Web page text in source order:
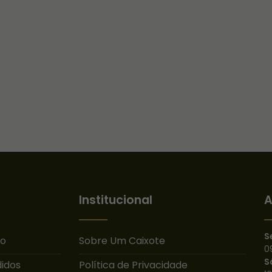
Institucional
Sobre Um Caixote
Política de Privacidade